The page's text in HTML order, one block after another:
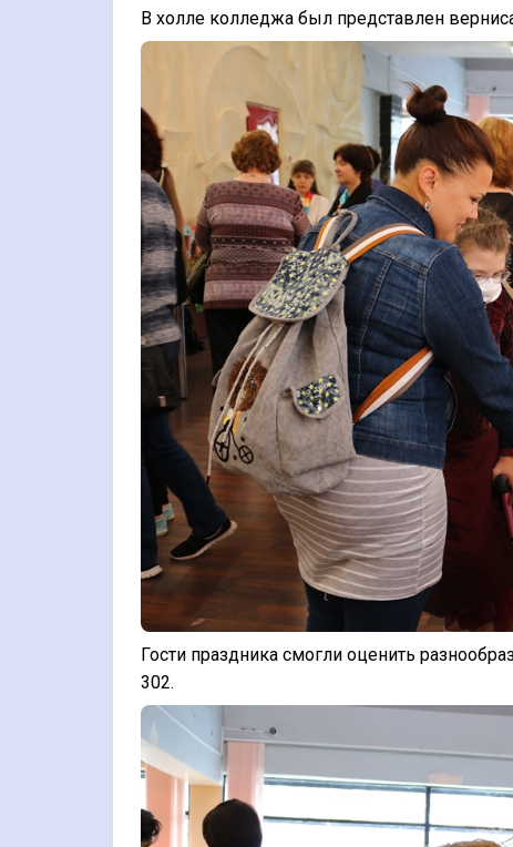
В холле колледжа был представлен
Гости праздника смогли оценить
302.